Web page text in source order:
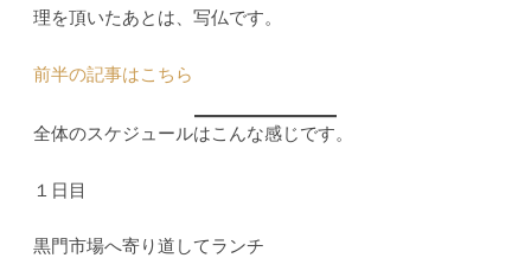
理を頂いたあとは、写仏です。
前半の記事はこちら
全体のスケジュールはこんな感じです。
１日目
黒門市場へ寄り道してランチ